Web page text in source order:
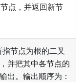
点，并返回新节
指节点为根的二叉
并把其中各节点的
出。输出顺序为：